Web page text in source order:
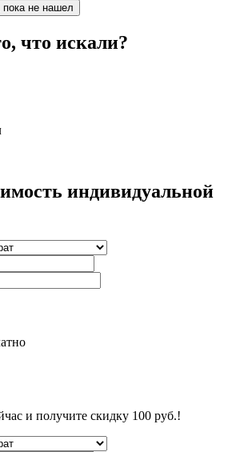
пока не нашел
что искали?
индивидуальной
и получите скидку 100 руб.!